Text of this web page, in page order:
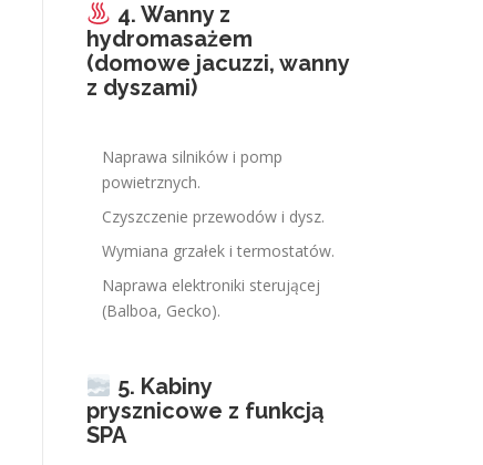
4. Wanny z
hydromasażem
(domowe jacuzzi, wanny
z dyszami)
Naprawa silników i pomp
powietrznych.
Czyszczenie przewodów i dysz.
Wymiana grzałek i termostatów.
Naprawa elektroniki sterującej
(Balboa, Gecko).
5. Kabiny
prysznicowe z funkcją
SPA